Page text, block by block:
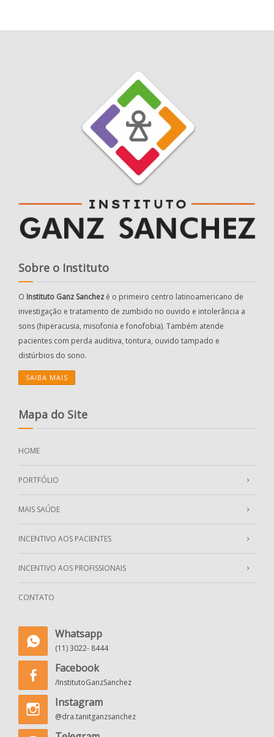
Sobre o Instituto
O Instituto Ganz Sanchez é o primeiro centro latinoamericano de
investigação e tratamento de zumbido no ouvido e intolerância a
sons (hiperacusia, misofonia e fonofobia). Também atende
pacientes com perda auditiva, tontura, ouvido tampado e
distúrbios do sono.
SAIBA MAIS
Mapa do Site
HOME
PORTFÓLIO
MAIS SAÚDE
INCENTIVO AOS PACIENTES
INCENTIVO AOS PROFISSIONAIS
CONTATO
Whatsapp
(11) 3022- 8444
Facebook
/InstitutoGanzSanchez
Instagram
@dra.tanitganzsanchez